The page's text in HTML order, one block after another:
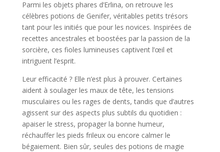
Parmi les objets phares d’Erlina, on retrouve les
célèbres potions de Genifer, véritables petits trésors
tant pour les initiés que pour les novices. Inspirées de
recettes ancestrales et boostées par la passion de la
sorcière, ces fioles lumineuses captivent l’œil et
intriguent l’esprit.
Leur efficacité ? Elle n’est plus à prouver. Certaines
aident à soulager les maux de tête, les tensions
musculaires ou les rages de dents, tandis que d’autres
agissent sur des aspects plus subtils du quotidien :
apaiser le stress, propager la bonne humeur,
réchauffer les pieds frileux ou encore calmer le
bégaiement. Bien sûr, seules des potions de magie